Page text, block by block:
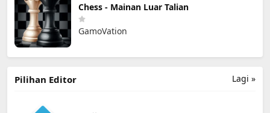
Chess - Mainan Luar Talian
GamoVation
Lagi »
Pilihan Editor